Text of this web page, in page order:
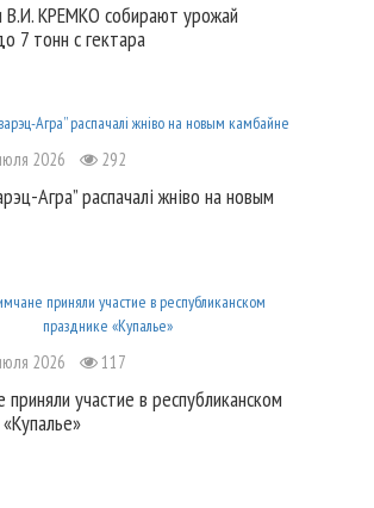
В.И. КРЕМКО собирают урожай
7 тонн с гектара
2026 292
Агра” распачалі жніво на новым
2026 117
приняли участие в республиканском